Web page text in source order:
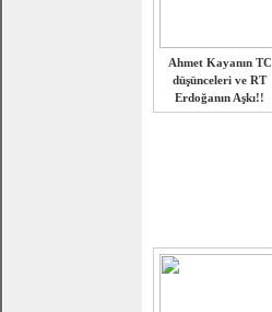
Ahmet Kayanın TC
düşünceleri ve RT
Erdoğanın Aşkı!!